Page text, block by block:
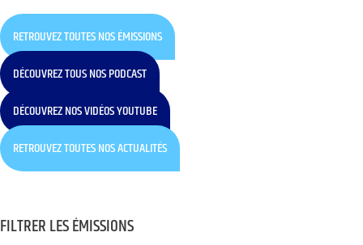
RETROUVEZ TOUTES NOS ÉMISSIONS
DÉCOUVREZ TOUS NOS PODCAST
DÉCOUVREZ NOS VIDÉOS YOUTUBE
RETROUVEZ TOUTES NOS ACTUALITÉS
FILTRER LES ÉMISSIONS